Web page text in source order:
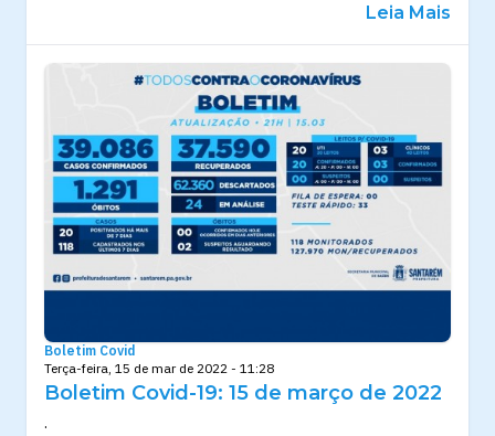
Leia Mais
Boletim Covid
Terça-feira, 15 de mar de 2022 - 11:28
Boletim Covid-19: 15 de março de 2022
.